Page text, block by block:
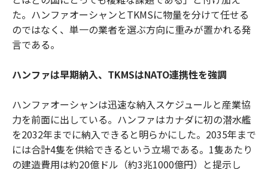
た。ハンファオーシャンとTKMSに物量を分けて任せる
のではなく、単一の業者を選ぶ方向に重みが置かれる発
言である。
ハンファは早期納入、TKMSはNATO連携性を強調
ハンファオーシャンは迅速な納入スケジュールと産業協
力を前面に出している。ハンファはカナダに初の潜水艦
を2032年までに納入できると明らかにした。2035年まで
には合計4隻を供給できるという立場である。1隻あたり
の建造費用は約20億ドル（約3兆1000億円）と提示し